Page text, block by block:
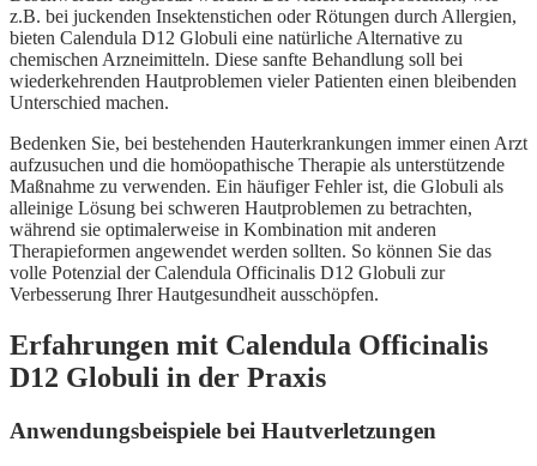
z.B. bei juckenden Insektenstichen oder Rötungen durch Allergien,
bieten Calendula D12 Globuli eine natürliche Alternative zu
chemischen Arzneimitteln. Diese sanfte Behandlung soll bei
wiederkehrenden Hautproblemen vieler Patienten einen bleibenden
Unterschied machen.
Bedenken Sie, bei bestehenden Hauterkrankungen immer einen Arzt
aufzusuchen und die homöopathische Therapie als unterstützende
Maßnahme zu verwenden. Ein häufiger Fehler ist, die Globuli als
alleinige Lösung bei schweren Hautproblemen zu betrachten,
während sie optimalerweise in Kombination mit anderen
Therapieformen angewendet werden sollten. So können Sie das
volle Potenzial der Calendula Officinalis D12 Globuli zur
Verbesserung Ihrer Hautgesundheit ausschöpfen.
Erfahrungen mit Calendula Officinalis
D12 Globuli in der Praxis
Anwendungsbeispiele bei Hautverletzungen